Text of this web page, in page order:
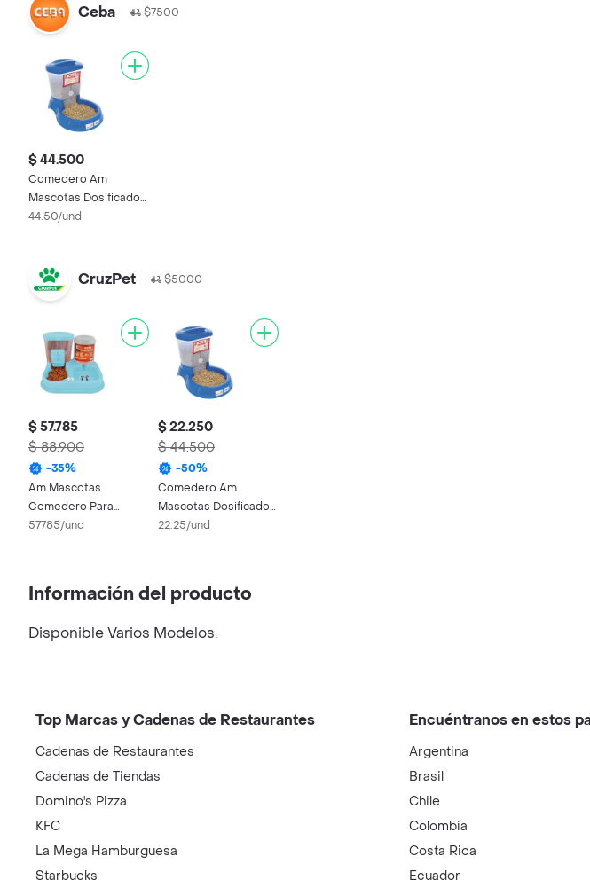
Ceba $7500
$ 44.500
Comedero Am
Mascotas Dosificador
Alimento 1 U
44.50/und
CruzPet $5000
$ 57.785
$ 88.900
-35%
Am Mascotas
Comedero Para
Mascota Dosificador
57785/und
$ 22.250
$ 44.500
-50%
Comedero Am
Mascotas Dosificador
Alimento 1 U
22.25/und
Información del producto
Disponible Varios Modelos.
Top Marcas y Cadenas de Restaurantes
Cadenas de Restaurantes
Cadenas de Tiendas
Domino's Pizza
KFC
La Mega Hamburguesa
Starbucks
Encuéntranos en estos
Argentina
Brasil
Chile
Colombia
Costa Rica
Ecuador